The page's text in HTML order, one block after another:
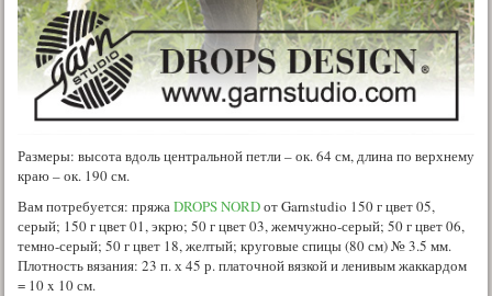
Размеры: высота вдоль центральной петли – ок. 64 см, длина по верхнему
краю – ок. 190 см.
Вам потребуется: пряжаDROPS NORDот Garnstudio 150 г цвет 05,
серый; 150 г цвет 01, экрю; 50 г цвет 03, жемчужно-серый; 50 г цвет 06,
темно-серый; 50 г цвет 18, желтый; круговые спицы (80 см) № 3.5 мм.
Плотность вязания: 23 п. х 45 р. платочной вязкой и ленивым жаккардом
= 10 x 10 см.